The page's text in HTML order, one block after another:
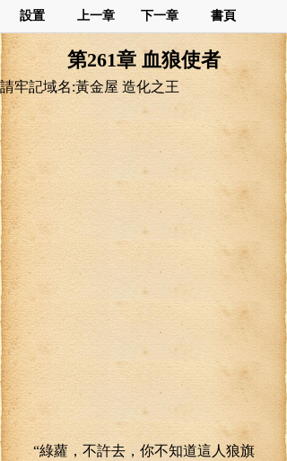
設置 上一章 下一章 書頁
第261章 血狼使者
請牢記域名:黃金屋 造化之王
“綠蘿，不許去，你不知道這人狼旗